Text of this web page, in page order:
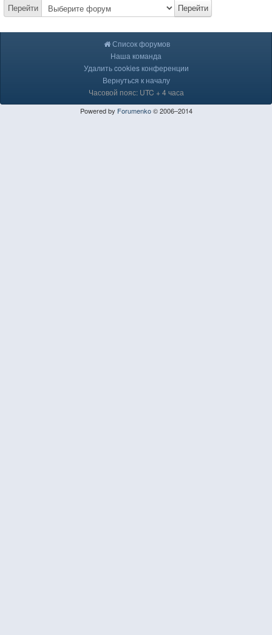
Перейти Перейти
Список форумов
Наша команда
Удалить cookies конференции
Вернуться к началу
Часовой пояс: UTC + 4 часа
Powered by Forumenko© 2006–2014